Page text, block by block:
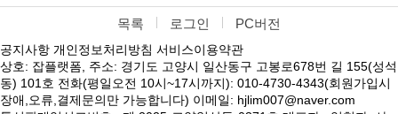
목록 로그인 PC버전
공지사항 개인정보처리방침 서비스이용약관
상호: 잡플랫폼, 주소: 경기도 고양시 일산동구 고봉로678번 길 155(성석
동) 101호 전화(평일오전 10시~17시까지): 010-4730-4343(회원가입시
장애,오류,결제문의만 가능합니다) 이메일: hjlim007@naver.com